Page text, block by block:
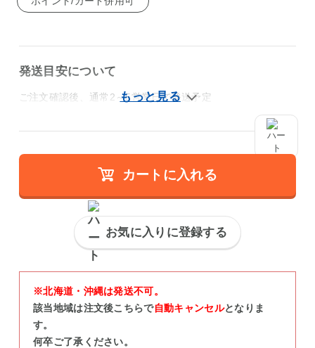
発送目安について
ご注文確認後、通常2～5営業日で発送予定
カートに入れる
お気に入りに登録する
※北海道・沖縄は発送不可。
該当地域は注文後こちらで自動キャンセルとなりま
す。
何卒ご了承ください。